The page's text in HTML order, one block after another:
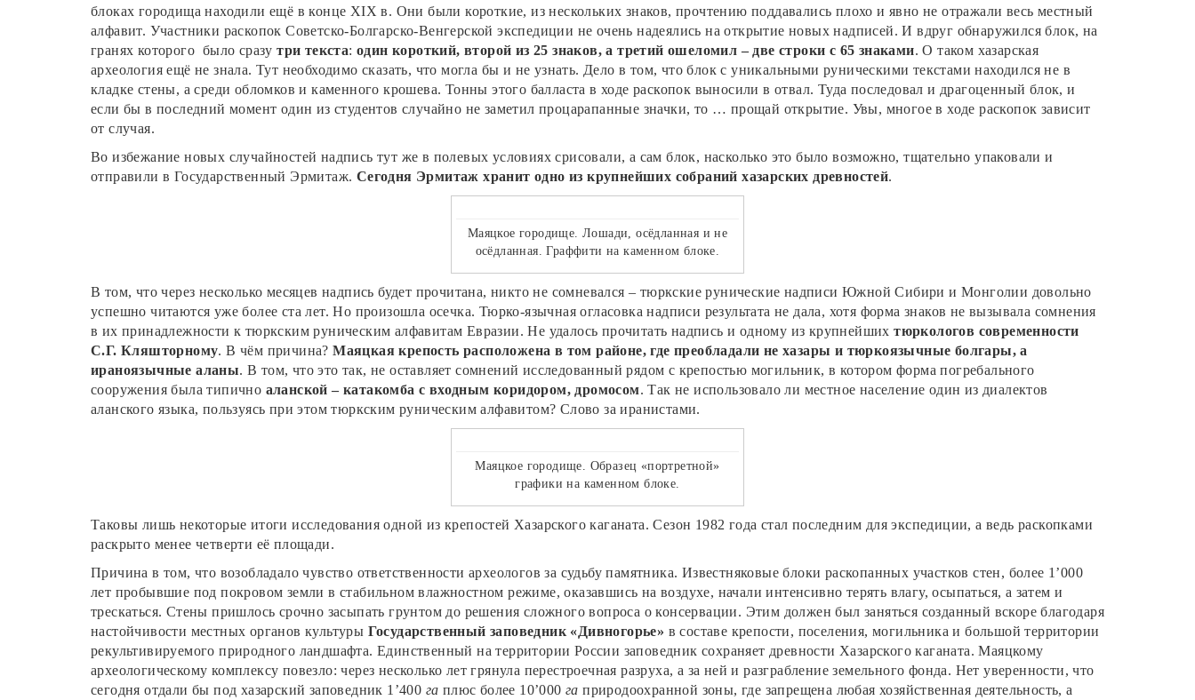
блоках городища находили ещё в конце XIX в. Они были короткие, из нескольких знаков, прочтению поддавались плохо и явно не отражали весь местный
алфавит. Участники раскопок Советско-Болгарско-Венгерской экспедиции не очень надеялись на открытие новых надписей. И вдруг обнаружился блок, на
гранях которого было сразутри текста:один короткий, второй из 25 знаков, а третий ошеломил – две строки с 65 знаками. О таком хазарская
археология ещё не знала. Тут необходимо сказать, что могла бы и не узнать. Дело в том, что блок с уникальными руническими текстами находился не в
кладке стены, а среди обломков и каменного крошева. Тонны этого балласта в ходе раскопок выносили в отвал. Туда последовал и драгоценный блок, и
если бы в последний момент один из студентов случайно не заметил процарапанные значки, то … прощай открытие. Увы, многое в ходе раскопок зависит
от случая.
Во избежание новых случайностей надпись тут же в полевых условиях срисовали, а сам блок, насколько это было возможно, тщательно упаковали и
отправили в Государственный Эрмитаж. Сегодня Эрмитаж хранит одно из крупнейших собраний хазарских древностей.
Маяцкое городище. Лошади, осёдланная и не
осёдланная. Граффити на каменном блоке.
В том, что через несколько месяцев надпись будет прочитана, никто не сомневался – тюркские рунические надписи Южной Сибири и Монголии довольно
успешно читаются уже более ста лет. Но произошла осечка. Тюрко-язычная огласовка надписи результата не дала, хотя форма знаков не вызывала сомнения
в их принадлежности к тюркским руническим алфавитам Евразии. Не удалось прочитать надпись и одному из крупнейшихтюркологов современности
С.Г. Кляшторному. В чём причина?Маяцкая крепость расположена в том районе, где преобладали не хазары и тюркоязычные болгары, а
ираноязычные аланы. В том, что это так, не оставляет сомнений исследованный рядом с крепостью могильник, в котором форма погребального
сооружения была типично аланской – катакомба с входным коридором, дромосом. Так не использовало ли местное население один из диалектов
аланского языка, пользуясь при этом тюркским руническим алфавитом? Слово за иранистами.
Маяцкое городище. Образец «портретной»
графики на каменном блоке.
Таковы лишь некоторые итоги исследования одной из крепостей Хазарского каганата. Сезон 1982 года стал последним для экспедиции, а ведь раскопками
раскрыто менее четверти её площади.
Причина в том, что возобладало чувство ответственности археологов за судьбу памятника. Известняковые блоки раскопанных участков стен, более 1’000
лет пробывшие под покровом земли в стабильном влажностном режиме, оказавшись на воздухе, начали интенсивно терять влагу, осыпаться, а затем и
трескаться. Стены пришлось срочно засыпать грунтом до решения сложного вопроса о консервации. Этим должен был заняться созданный вскоре благодаря
настойчивости местных органов культуры Государственный заповедник «Дивногорье» в составе крепости, поселения, могильника и большой территории
рекультивируемого природного ландшафта. Единственный на территории России заповедник сохраняет древности Хазарского каганата. Маяцкому
археологическому комплексу повезло: через несколько лет грянула перестроечная разруха, а за ней и разграбление земельного фонда. Нет уверенности, что
сегодня отдали бы под хазарский заповедник 1’400 га плюс более 10’000га природоохранной зоны, где запрещена любая хозяйственная деятельность, а